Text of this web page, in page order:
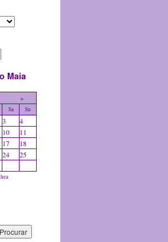
Maia
»
Sa Su
3
4
10
11
17
18
24
25